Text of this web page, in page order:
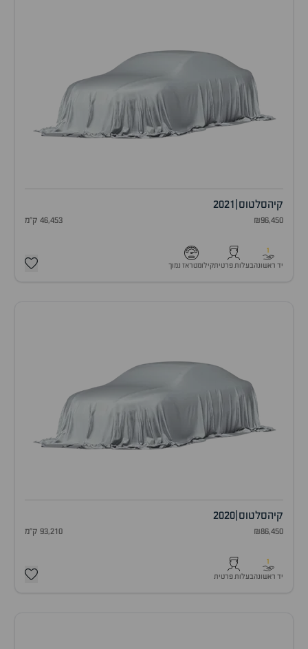
קיהסלטוס 2021
₪96,450 46,453 ק"מ
1
יד ראשונהבעלות פרטיתקילומטראז נמוך
קיהסלטוס 2020
₪86,450 93,210 ק"מ
1
יד ראשונהבעלות פרטית